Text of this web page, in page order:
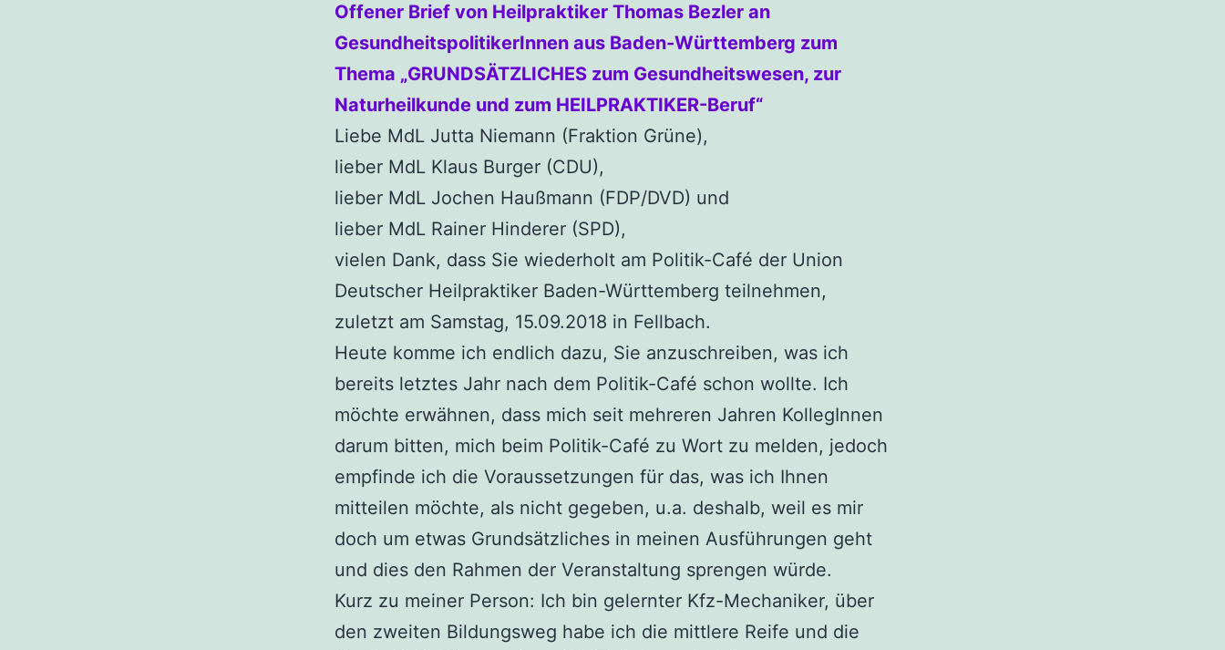
Offener Brief von Heilpraktiker Thomas Bezler an
GesundheitspolitikerInnen aus Baden-Württemberg zum
Thema „GRUNDSÄTZLICHES zum Gesundheitswesen, zur
Naturheilkunde und zum HEILPRAKTIKER-Beruf“
Liebe MdL Jutta Niemann (Fraktion Grüne),
lieber MdL Klaus Burger (CDU),
lieber MdL Jochen Haußmann (FDP/DVD) und
lieber MdL Rainer Hinderer (SPD),
vielen Dank, dass Sie wiederholt am Politik-Café der Union
Deutscher Heilpraktiker Baden-Württemberg teilnehmen,
zuletzt am Samstag, 15.09.2018 in Fellbach.
Heute komme ich endlich dazu, Sie anzuschreiben, was ich
bereits letztes Jahr nach dem Politik-Café schon wollte. Ich
möchte erwähnen, dass mich seit mehreren Jahren KollegInnen
darum bitten, mich beim Politik-Café zu Wort zu melden, jedoch
empfinde ich die Voraussetzungen für das, was ich Ihnen
mitteilen möchte, als nicht gegeben, u.a. deshalb, weil es mir
doch um etwas Grundsätzliches in meinen Ausführungen geht
und dies den Rahmen der Veranstaltung sprengen würde.
Kurz zu meiner Person: Ich bin gelernter Kfz-Mechaniker, über
den zweiten Bildungsweg habe ich die mittlere Reife und die